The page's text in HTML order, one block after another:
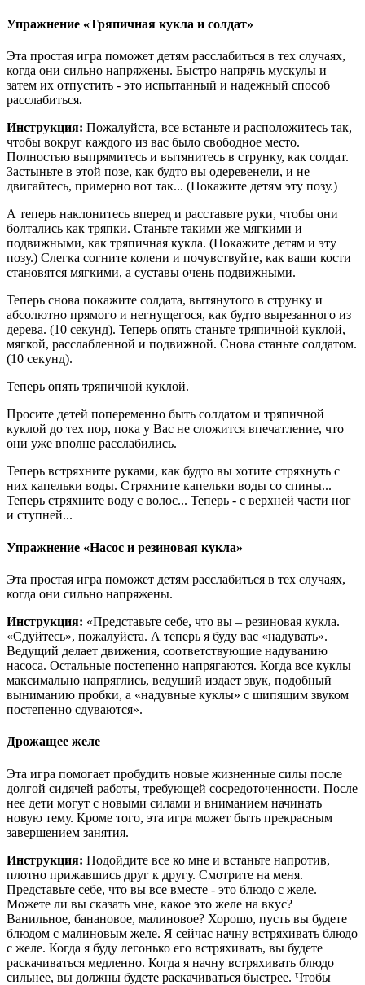
Упражнение «Тряпичная кукла и солдат»
Эта простая игра поможет детям расслабиться в тех случаях,
когда они сильно напряжены. Быстро напрячь мускулы и
затем их отпустить - это испытанный и надежный способ
расслабиться.
Инструкция: Пожалуйста, все встаньте и расположитесь так,
чтобы вокруг каждого из вас было свободное место.
Полностью выпрямитесь и вытянитесь в струнку, как солдат.
Застыньте в этой позе, как будто вы одеревенели, и не
двигайтесь, примерно вот так... (Покажите детям эту позу.)
А теперь наклонитесь вперед и расставьте руки, чтобы они
болтались как тряпки. Станьте такими же мягкими и
подвижными, как тряпичная кукла. (Покажите детям и эту
позу.) Слегка согните колени и почувствуйте, как ваши кости
становятся мягкими, а суставы очень подвижными.
Теперь снова покажите солдата, вытянутого в струнку и
абсолютно прямого и негнущегося, как будто вырезанного из
дерева. (10 секунд). Теперь опять станьте тряпичной куклой,
мягкой, расслабленной и подвижной. Снова станьте солдатом.
(10 секунд).
Теперь опять тряпичной куклой.
Просите детей попеременно быть солдатом и тряпичной
куклой до тех пор, пока у Вас не сложится впечатление, что
они уже вполне расслабились.
Теперь встряхните руками, как будто вы хотите стряхнуть с
них капельки воды. Стряхните капельки воды со спины...
Теперь стряхните воду с волос... Теперь - с верхней части ног
и ступней...
Упражнение «Насос и резиновая кукла»
Эта простая игра поможет детям расслабиться в тех случаях,
когда они сильно напряжены.
Инструкция: «Представьте себе, что вы – резиновая кукла.
«Сдуйтесь», пожалуйста. А теперь я буду вас «надувать».
Ведущий делает движения, соответствующие надуванию
насоса. Остальные постепенно напрягаются. Когда все куклы
максимально напряглись, ведущий издает звук, подобный
выниманию пробки, а «надувные куклы» с шипящим звуком
постепенно сдуваются».
Дрожащее желе
Эта игра помогает пробудить новые жизненные силы после
долгой сидячей работы, требующей сосредоточенности. После
нее дети могут с новыми силами и вниманием начинать
новую тему. Кроме того, эта игра может быть прекрасным
завершением занятия.
Инструкция: Подойдите все ко мне и встаньте напротив,
плотно прижавшись друг к другу. Смотрите на меня.
Представьте себе, что вы все вместе - это блюдо с желе.
Можете ли вы сказать мне, какое это желе на вкус?
Ванильное, банановое, малиновое? Хорошо, пусть вы будете
блюдом с малиновым желе. Я сейчас начну встряхивать блюдо
с желе. Когда я буду легонько его встряхивать, вы будете
раскачиваться медленно. Когда я начну встряхивать блюдо
сильнее, вы должны будете раскачиваться быстрее. Чтобы